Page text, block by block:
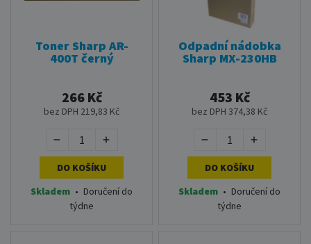
Toner Sharp AR-
400T černý
266 Kč
bez DPH 219,83 Kč
DO KOŠÍKU
Skladem • Doručení do
týdne
Odpadní nádobka
Sharp MX-230HB
453 Kč
bez DPH 374,38 Kč
DO KOŠÍKU
Skladem • Doručení do
týdne